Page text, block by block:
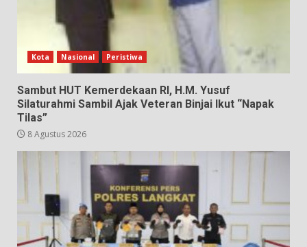
Kota Nasional Peristiwa
Sambut HUT Kemerdekaan RI, H.M. Yusuf
Silaturahmi Sambil Ajak Veteran Binjai Ikut “Napak
Tilas”
8 Agustus 2026